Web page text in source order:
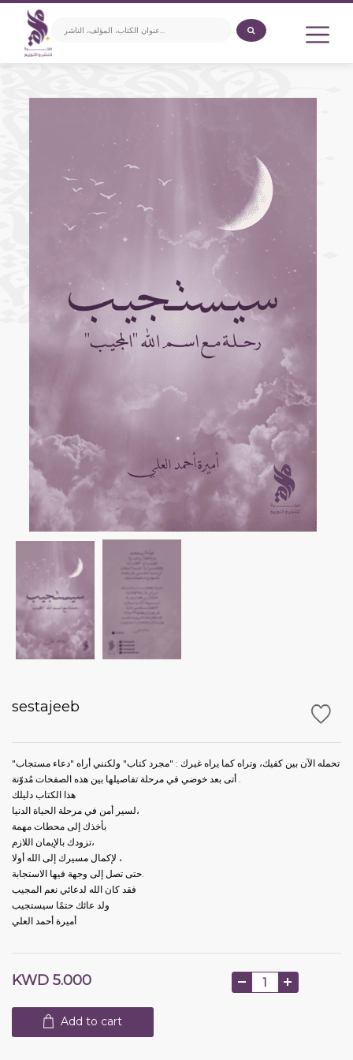
sestajeeb
تحمله الآن بين كفيك، وتراه كما يراه غيرك : "مجرد كتاب" ولكنني أراه "دعاء مستجاب"
هذا الكتاب دليلك
لسير أمن في مرحلة الحياة الدنيا،
بأخذك إلى محطات مهمة
تزودك بالإيمان اللازم،
لإكمال مسيرك إلى الله أولا ،
فقد كان الله لدعائي نعم المجيب
ولد عائك حتمًا سيستجيب
أميرة أحمد العلي
KWD 5.000
Add to cart